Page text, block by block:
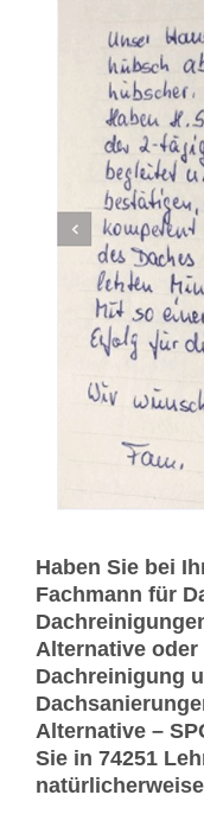
Haben Sie bei
Fachmann für
Alternative
Dachreinigung
Alternative –
Sie in 74251